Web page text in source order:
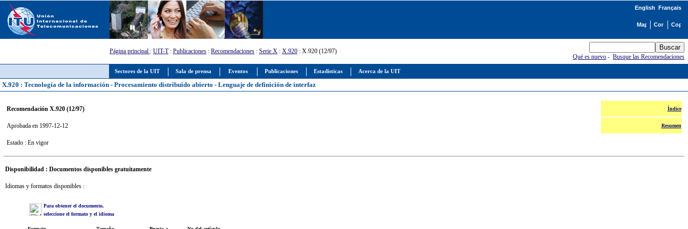
Sectores de la UIT Sala de prensa Eventos Publicaciones Estadísticas Acerca de la UIT
English Français
Página principal : UIT-T: Publicaciones : Recomendaciones : Serie X : X.920 : X.920 (12/97)
Qué es nuevo -Busque las Recomendaciones
X.920 : Tecnología de la información - Procesamiento distribuido abierto - Lenguaje de definición de interfaz
Recomendación X.920 (12/97)
Aprobada en 1997-12-12
Estado : En vigor
Índice
Resumen
Disponibilidad : Documentos disponibles gratuitamente
Idiomas y formatos disponibles :
Para obtener el documento,
seleccione el formato y el idioma